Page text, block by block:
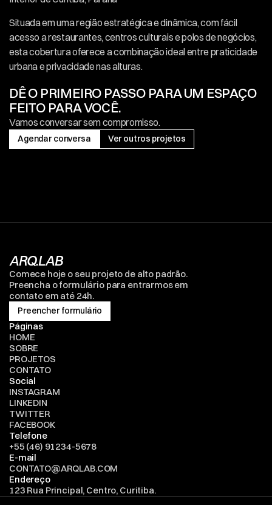
Situada em uma região estratégica e dinâmica, com fácil
acesso a restaurantes, centros culturais e polos de negócios,
esta cobertura oferece a combinação ideal entre praticidade
urbana e privacidade nas alturas.
DÊ O PRIMEIRO PASSO PARA UM ESPAÇO
FEITO PARA VOCÊ.
Vamos conversar sem compromisso.
Agendar conversa
Agendar conversa
Ver outros projetos
Ver outros projetos
ARQ.LAB
Comece hoje o seu projeto de alto padrão.
Preencha o formulário para entrarmos em
contato em até 24h.
Preencher formulário
Preencher formulário
Páginas
HOME
SOBRE
PROJETOS
CONTATO
Social
INSTAGRAM
LINKEDIN
TWITTER
FACEBOOK
Telefone
+55 (46) 91234-5678
E-mail
CONTATO@ARQLAB.COM
Endereço
123 Rua Principal, Centro, Curitiba.